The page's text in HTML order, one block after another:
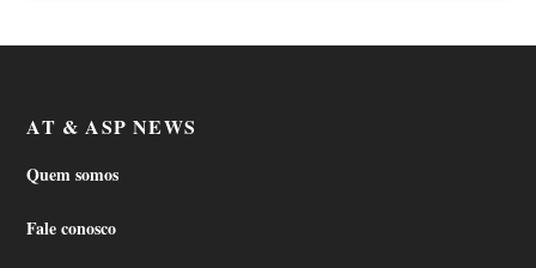
AT & ASP NEWS
Quem somos
Fale conosco